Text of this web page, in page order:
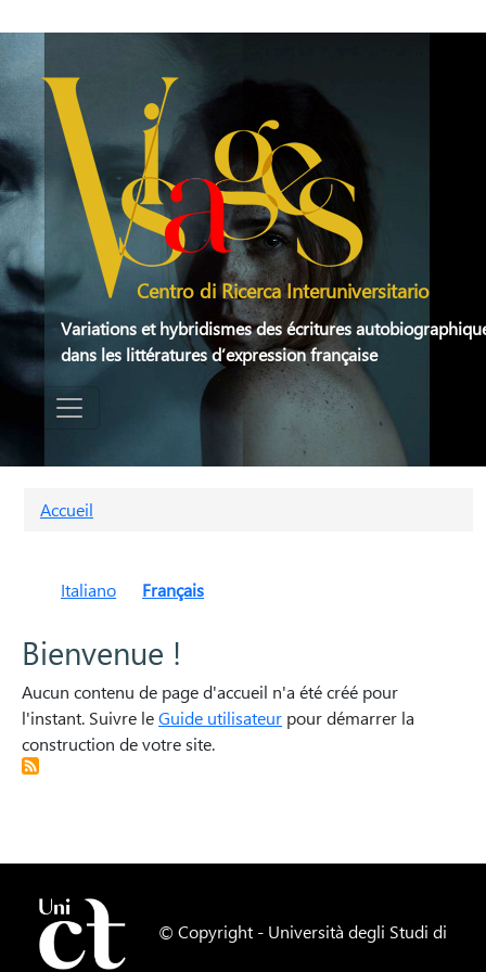
Centro di Ricerca Interuniversitario
Variations et hybridismes des écritures
dans les littératures d’expression française
Fil d'Ariane
Accueil
Italiano Français
Bienvenue !
Aucun contenu de page d'accueil n'a été créé pour
l'instant. Suivre leGuide utilisateur pour démarrer la
construction de votre site.
© Copyright - Università degli Studi di